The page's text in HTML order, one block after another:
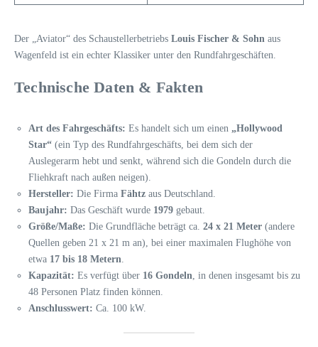
Der „Aviator“ des Schaustellerbetriebs Louis Fischer & Sohn aus
Wagenfeld ist ein echter Klassiker unter den Rundfahrgeschäften.
Technische Daten & Fakten
Art des Fahrgeschäfts: Es handelt sich um einen „Hollywood
Star“ (ein Typ des Rundfahrgeschäfts, bei dem sich der
Auslegerarm hebt und senkt, während sich die Gondeln durch die
Fliehkraft nach außen neigen).
Hersteller: Die Firma Fähtz aus Deutschland.
Baujahr: Das Geschäft wurde 1979 gebaut.
Größe/Maße: Die Grundfläche beträgt ca. 24 x 21 Meter (andere
Quellen geben 21 x 21 m an), bei einer maximalen Flughöhe von
etwa 17 bis 18 Metern
Kapazität: Es verfügt über 16 Gondeln , in denen insgesamt bis zu
48 Personen Platz finden können.
Anschlusswert: Ca. 100 kW.